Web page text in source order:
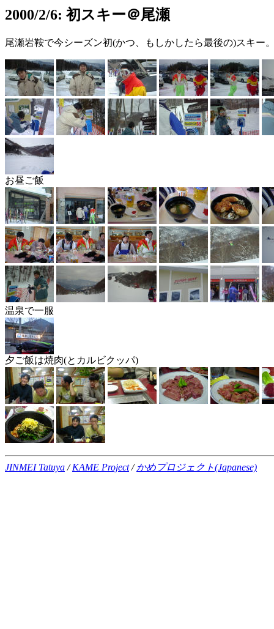
2000/2/6: 初スキー＠尾瀬
尾瀬岩鞍で今シーズン初(かつ、もしかしたら最後の)スキー
お昼ご飯
温泉で一服
夕ご飯は焼肉(とカルビクッパ)
JINMEI Tatuya /KAME Project/ かめプロジェクト(Japanese)